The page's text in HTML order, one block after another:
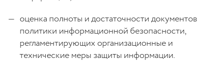
оценка полноты и достаточности документов
политики информационной безопасности,
регламентирующих организационные и
технические меры защиты информации.